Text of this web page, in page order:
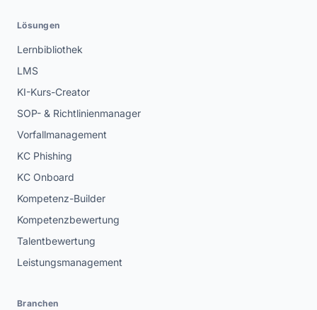
Lösungen
Lernbibliothek
LMS
KI-Kurs-Creator
SOP- & Richtlinienmanager
Vorfallmanagement
KC Phishing
KC Onboard
Kompetenz-Builder
Kompetenzbewertung
Talentbewertung
Leistungsmanagement
Branchen